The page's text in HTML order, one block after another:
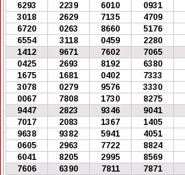
6293
2239 6010 0931
3018
2629 7135 4709
6720
0263 8660 5176
6554
3118 0459 2280
1412
9671 7602 7065
0425
2693 8192 6380
1675
1681 0402 7333
3078
0279 9576 3330
0067
7808 1730 8275
9447
2823 9346 9041
7017
2083 1367 1405
9638
9382 5941 4051
0605
2963 7722 8824
6041
8205 2995 8569
7606
6390 7811 7871